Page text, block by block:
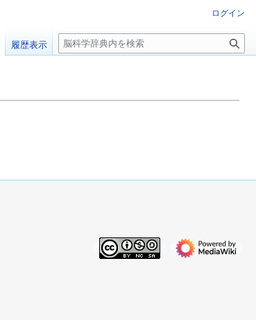
ログイン
履歴表示
検
索